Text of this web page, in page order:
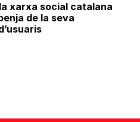
xarxa social catalana
de la seva